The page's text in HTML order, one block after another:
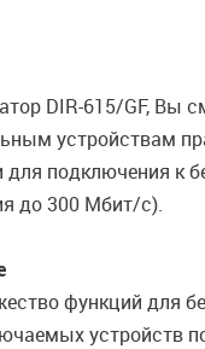
DIR-615/GF, Вы
устройствам
подключения к
до 300 Мбит/с).
функций для
устройств